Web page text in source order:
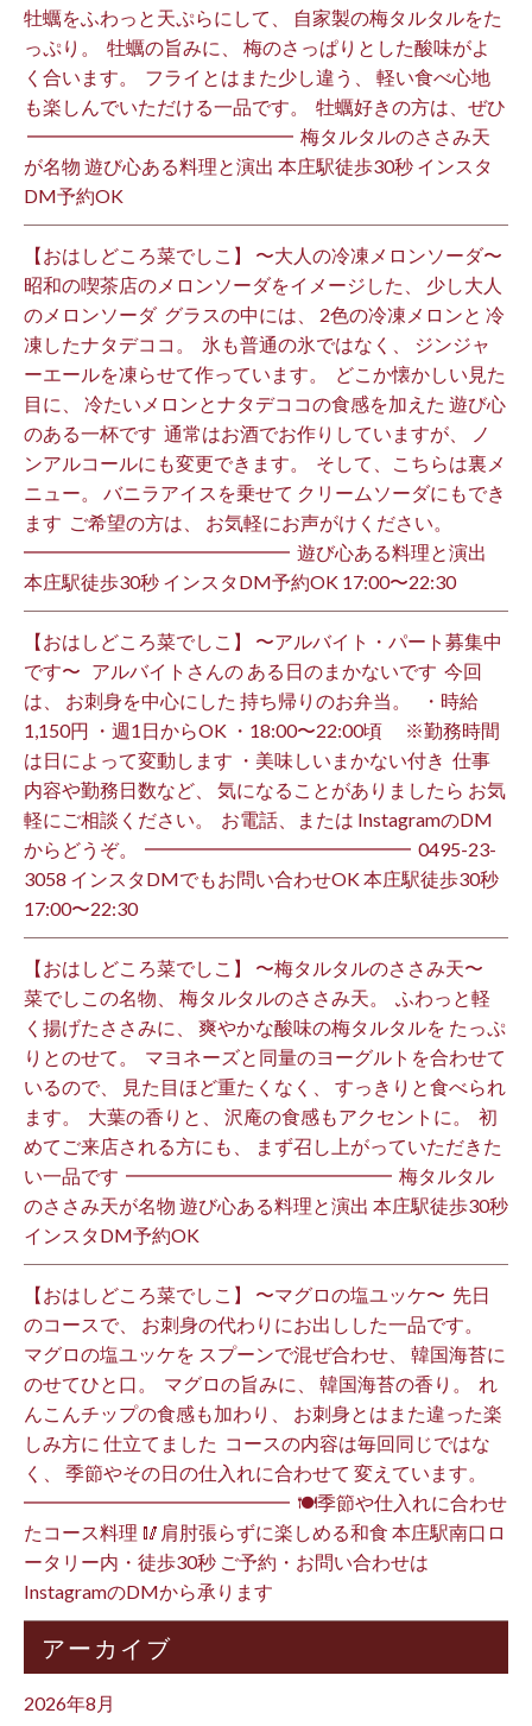
牡蠣をふわっと天ぷらにして、 自家製の梅タルタルをた
っぷり。 ⁡ 牡蠣の旨みに、 梅のさっぱりとした酸味がよ
く合います。 ⁡ フライとはまた少し違う、 軽い食べ心地
も楽しんでいただける一品です。 ⁡ 牡蠣好きの方は、ぜひ
⁡ ━━━━━━━━━━━━━━ ⁡ 梅タルタルのささみ天
が名物 遊び心ある料理と演出 本庄駅徒歩30秒 インスタ
DM予約OK ⁡
【おはしどころ菜でしこ】 〜大人の冷凍メロンソーダ〜 ⁡
昭和の喫茶店のメロンソーダをイメージした、 少し大人
のメロンソーダ ⁡ グラスの中には、 2色の冷凍メロンと 冷
凍したナタデココ。 ⁡ 氷も普通の氷ではなく、 ジンジャ
ーエールを凍らせて作っています。 ⁡ どこか懐かしい見た
目に、 冷たいメロンとナタデココの食感を加えた 遊び心
のある一杯です ⁡ 通常はお酒でお作りしていますが、 ノ
ンアルコールにも変更できます。 ⁡ そして、こちらは裏メ
ニュー。 バニラアイスを乗せて クリームソーダにもでき
ます ⁡ ご希望の方は、 お気軽にお声がけください。 ⁡
━━━━━━━━━━━━━━ ⁡ 遊び心ある料理と演出
本庄駅徒歩30秒 インスタDM予約OK 17:00〜22:30 ⁡
【おはしどころ菜でしこ】 〜アルバイト・パート募集中
です〜 ⁡ ⁡ アルバイトさんの ある日のまかないです ⁡ 今回
は、 お刺身を中心にした 持ち帰りのお弁当。 ⁡ ⁡ ・時給
1,150円 ・週1日からOK ・18:00〜22:00頃 ※勤務時間
は日によって変動します ・美味しいまかない付き ⁡ 仕事
内容や勤務日数など、 気になることがありましたら お気
軽にご相談ください。 ⁡ お電話、または InstagramのDM
からどうぞ。 ⁡ ━━━━━━━━━━━━━━ ⁡ ️0495-23-
3058 インスタDMでもお問い合わせOK 本庄駅徒歩30秒
17:00〜22:30 ⁡
【おはしどころ菜でしこ】 〜梅タルタルのささみ天〜 ⁡
菜でしこの名物、 梅タルタルのささみ天。 ⁡ ふわっと軽
く揚げたささみに、 爽やかな酸味の梅タルタルを たっぷ
りとのせて。 ⁡ マヨネーズと同量のヨーグルトを合わせて
いるので、 見た目ほど重たくなく、 すっきりと食べられ
ます。 ⁡ 大葉の香りと、 沢庵の食感もアクセントに。 ⁡ 初
めてご来店される方にも、 まず召し上がっていただきた
い一品です️ ⁡ ━━━━━━━━━━━━━━ ⁡ 梅タルタル
のささみ天が名物 遊び心ある料理と演出 本庄駅徒歩30秒
インスタDM予約OK ⁡
【おはしどころ菜でしこ】 〜マグロの塩ユッケ〜 ⁡ 先日
のコースで、 お刺身の代わりにお出しした一品です。 ⁡
マグロの塩ユッケを スプーンで混ぜ合わせ、 韓国海苔に
のせてひと口。 ⁡ マグロの旨みに、 韓国海苔の香り。 ⁡ れ
んこんチップの食感も加わり、 お刺身とはまた違った楽
しみ方に 仕立てました️ ⁡ コースの内容は毎回同じではな
く、 季節やその日の仕入れに合わせて 変えています。 ⁡
━━━━━━━━━━━━━━ ⁡ 🍽季節や仕入れに合わせ
たコース料理 🥢肩肘張らずに楽しめる和食 本庄駅南口ロ
ータリー内・徒歩30秒 ご予約・お問い合わせは
InstagramのDMから承ります ⁡
アーカイブ
2026年8月